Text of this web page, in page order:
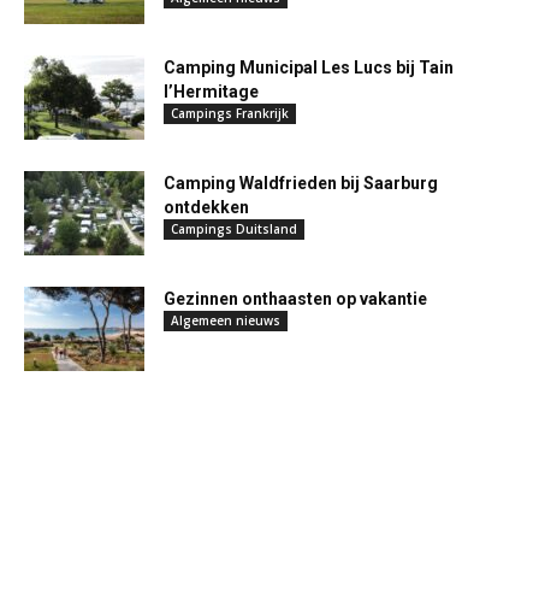
Camping Municipal Les Lucs bij Tain
l’Hermitage
Campings Frankrijk
Camping Waldfrieden bij Saarburg
ontdekken
Campings Duitsland
Gezinnen onthaasten op vakantie
Algemeen nieuws